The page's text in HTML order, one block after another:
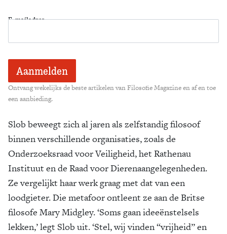
E-mailadres
Ontvang wekelijks de beste artikelen van Filosofie Magazine en af en toe
een aanbieding.
Slob beweegt zich al jaren als zelfstandig filosoof
binnen verschillende organisaties, zoals de
Onderzoeksraad voor Veiligheid, het Rathenau
Instituut en de Raad voor Dierenaangelegenheden.
Ze vergelijkt haar werk graag met dat van een
loodgieter. Die metafoor ontleent ze aan de Britse
filosofe Mary Midgley. ‘Soms gaan ideeënstelsels
lekken,’ legt Slob uit. ‘Stel, wij vinden “vrijheid” en